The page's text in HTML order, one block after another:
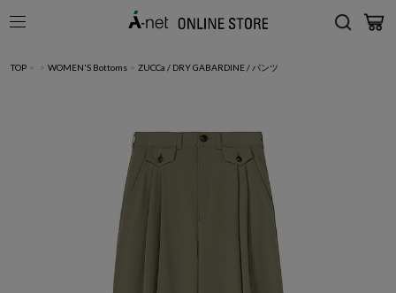
TOP > > WOMEN'S Bottoms > ZUCCa / DRY GABARDINE / パンツ